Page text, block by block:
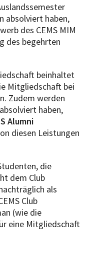
absolviert haben,
des CEMS MIM
des begehrten
beinhaltet
Mitgliedschaft bei
Zudem werden
haben,
Alumni
diesen Leistungen
die
dem Club
als
Club
(wie die
eine Mitgliedschaft